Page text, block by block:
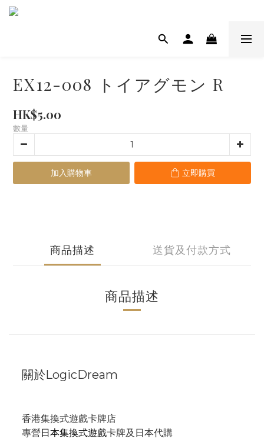
EX12-008 トイアグモン R
HK$5.00
數量
加入購物車 立即購買
商品描述 送貨及付款方式
商品描述
關於LogicDream
香港集換式遊戲卡牌店
專營日本集換式遊戲卡牌及日本代購